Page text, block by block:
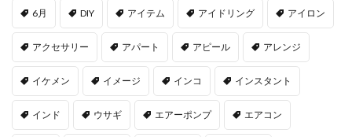
6月 DIY アイテム アイドリング アイロン
アクセサリー アパート アピール アレンジ
イケメン イメージ インコ インスタント
インド ウサギ エアーポンプ エアコン